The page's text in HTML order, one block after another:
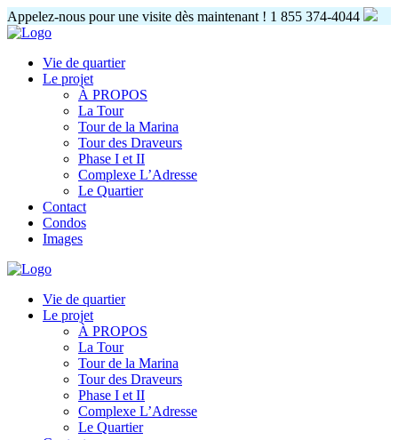
Appelez-nous pour une visite dès maintenant ! 1 855 374-4044
Vie de quartier
Le projet
À PROPOS
La Tour
Tour de la Marina
Tour des Draveurs
Phase I et II
Complexe L’Adresse
Le Quartier
Contact
Condos
Images
Vie de quartier
Le projet
À PROPOS
La Tour
Tour de la Marina
Tour des Draveurs
Phase I et II
Complexe L’Adresse
Le Quartier